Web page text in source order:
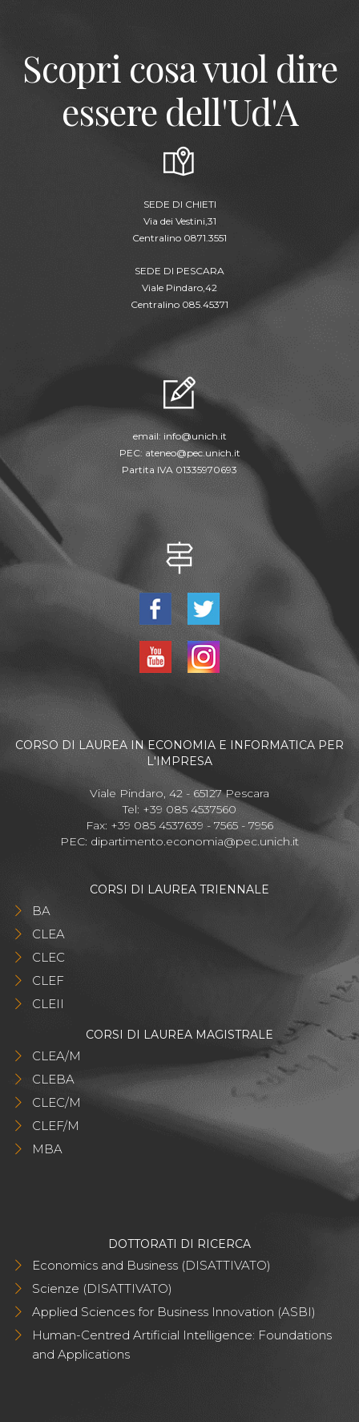
Scopri cosa vuol dire
essere dell'Ud'A
SEDE DI CHIETI
Via dei Vestini,31
Centralino 0871.3551
SEDE DI PESCARA
Viale Pindaro,42
Centralino 085.45371
email: info@unich.it
PEC: ateneo@pec.unich.it
Partita IVA 01335970693
CORSO DI LAUREA IN ECONOMIA E INFORMATICA PER
L'IMPRESA
Viale Pindaro, 42 - 65127 Pescara
Tel: +39 085 4537560
Fax: +39 085 4537639 - 7565 - 7956
PEC: dipartimento.economia@pec.unich.it
CORSI DI LAUREA TRIENNALE
BA
CLEA
CLEC
CLEF
CLEII
CORSI DI LAUREA MAGISTRALE
CLEA/M
CLEBA
CLEC/M
CLEF/M
MBA
DOTTORATI DI RICERCA
Economics and Business (DISATTIVATO)
Scienze (DISATTIVATO)
Applied Sciences for Business Innovation (ASBI)
Human-Centred Artificial Intelligence: Foundations
and Applications